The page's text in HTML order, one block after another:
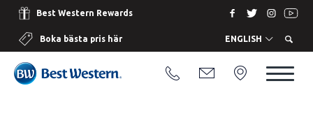
Best Western Rewards
Boka bästa pris här ENGLISH